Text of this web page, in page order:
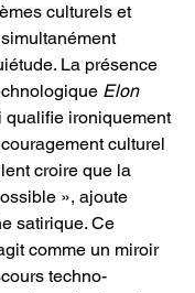
culturels et
La présence
Elon
qualifie ironiquement
culturel
croire que la
», ajoute
satirique. Ce
comme un miroir
techno-